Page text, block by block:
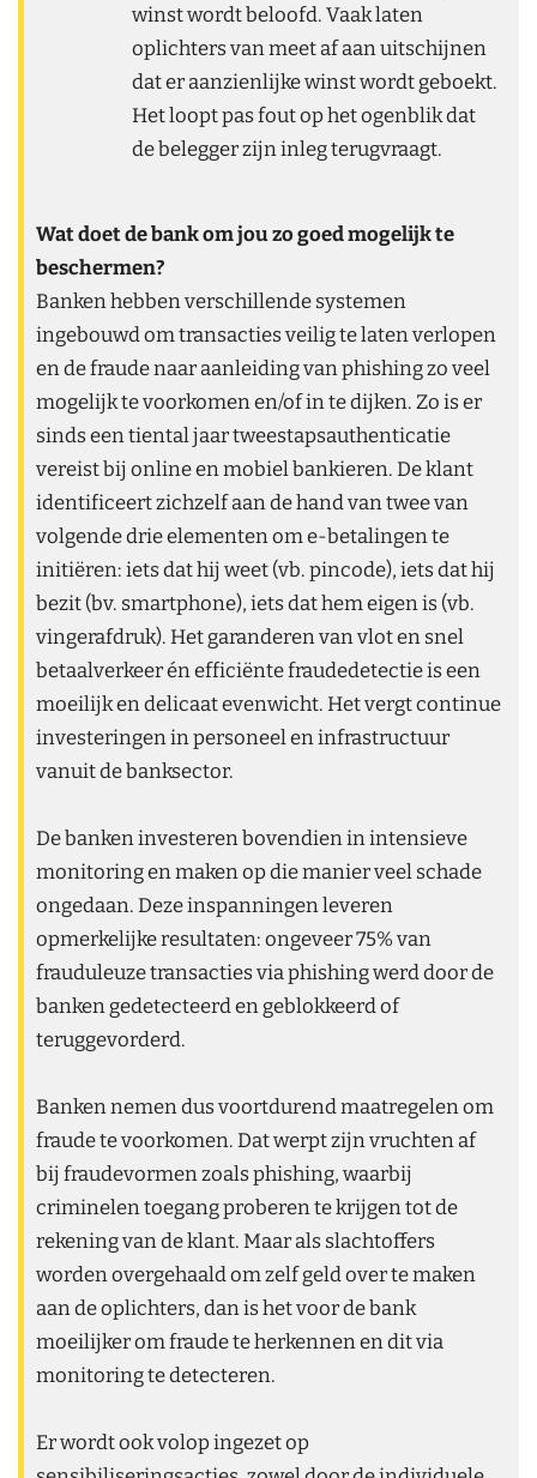
winst wordt beloofd. Vaak laten
oplichters van meet af aan uitschijnen
dat er aanzienlijke winst wordt geboekt.
Het loopt pas fout op het ogenblik dat
de belegger zijn inleg terugvraagt.
Wat doet de bank om jou zo goed mogelijk te
beschermen?
Banken hebben verschillende systemen
ingebouwd om transacties veilig te laten verlopen
en de fraude naar aanleiding van phishing zo veel
mogelijk te voorkomen en/of in te dijken. Zo is er
sinds een tiental jaar tweestapsauthenticatie
vereist bij online en mobiel bankieren. De klant
identificeert zichzelf aan de hand van twee van
volgende drie elementen om e-betalingen te
initiëren: iets dat hij weet (vb. pincode), iets dat hij
bezit (bv. smartphone), iets dat hem eigen is (vb.
vingerafdruk). Het garanderen van vlot en snel
betaalverkeer én efficiënte fraudedetectie is een
moeilijk en delicaat evenwicht. Het vergt continue
investeringen in personeel en infrastructuur
vanuit de banksector.
De banken investeren bovendien in intensieve
monitoring en maken op die manier veel schade
ongedaan. Deze inspanningen leveren
opmerkelijke resultaten: ongeveer 75% van
frauduleuze transacties via phishing werd door de
banken gedetecteerd en geblokkeerd of
teruggevorderd.
Banken nemen dus voortdurend maatregelen om
fraude te voorkomen. Dat werpt zijn vruchten af
bij fraudevormen zoals phishing, waarbij
criminelen toegang proberen te krijgen tot de
rekening van de klant. Maar als slachtoffers
worden overgehaald om zelf geld over te maken
aan de oplichters, dan is het voor de bank
moeilijker om fraude te herkennen en dit via
monitoring te detecteren.
Er wordt ook volop ingezet op